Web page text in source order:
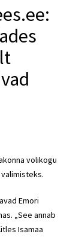
volikogu
Emori
„See annab
Isamaa